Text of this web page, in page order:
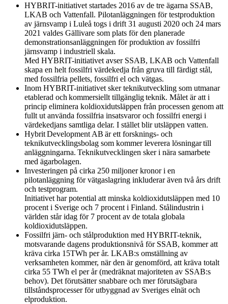
HYBRIT-initiativet startades 2016 av de tre ägarna SSAB,
LKAB och Vattenfall. Pilotanläggningen för testproduktion
av järnsvamp i Luleå togs i drift 31 augusti 2020 och 24 mars
2021 valdes Gällivare som plats för den planerade
demonstrationsanläggningen för produktion av fossilfri
järnsvamp i industriell skala.
Med HYBRIT-initiativet avser SSAB, LKAB och Vattenfall
skapa en helt fossilfri värdekedja från gruva till färdigt stål,
med fossilfria pellets, fossilfri el och vätgas.
Inom HYBRIT-initiativet sker teknikutveckling som utmanar
etablerad och kommersiellt tillgänglig teknik. Målet är att i
princip eliminera koldioxidutsläppen från processen genom att
fullt ut använda fossilfria insatsvaror och fossilfri energi i
värdekedjans samtliga delar. I stället blir utsläppen vatten.
Hybrit Development AB är ett forsknings- och
teknikutvecklingsbolag som kommer leverera lösningar till
anläggningarna. Teknikutvecklingen sker i nära samarbete
med ägarbolagen.
Investeringen på cirka 250 miljoner kronor i en
pilotanläggning för vätgaslagring inkluderar även två års drift
och testprogram.
Initiativet har potential att minska koldioxidutsläppen med 10
procent i Sverige och 7 procent i Finland. Stålindustrin i
världen står idag för 7 procent av de totala globala
koldioxidutsläppen.
Fossilfri järn- och stålproduktion med HYBRIT-teknik,
motsvarande dagens produktionsnivå för SSAB, kommer att
kräva cirka 15TWh per år. LKAB:s omställning av
verksamheten kommer, när den är genomförd, att kräva totalt
cirka 55 TWh el per år (medräknat majoriteten av SSAB:s
behov). Det förutsätter snabbare och mer förutsägbara
tillståndsprocesser för utbyggnad av Sveriges elnät och
elproduktion.